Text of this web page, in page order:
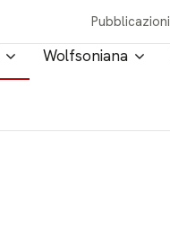
Pubblicazioni
Wolfsoniana